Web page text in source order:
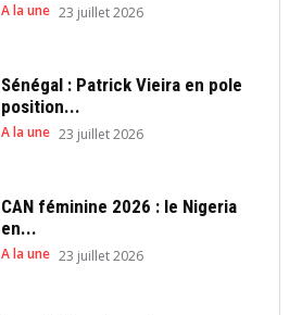
A la une 23 juillet 2026
Sénégal : Patrick Vieira en pole
position...
A la une 23 juillet 2026
CAN féminine 2026 : le Nigeria
en...
A la une 23 juillet 2026